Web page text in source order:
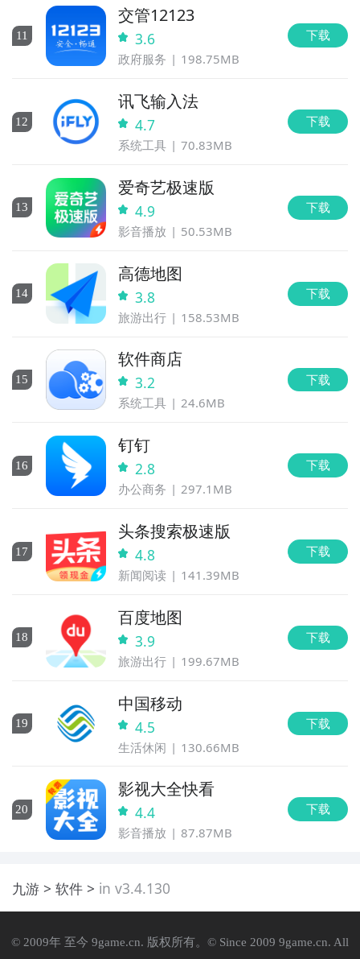
11
交管12123
3.6
政府服务 198.75MB
下载
12
讯飞输入法
4.7
系统工具 70.83MB
下载
13
爱奇艺极速版
4.9
影音播放 50.53MB
下载
14
高德地图
3.8
旅游出行 158.53MB
下载
15
软件商店
3.2
系统工具 24.6MB
下载
16
钉钉
2.8
办公商务 297.1MB
下载
17
头条搜索极速版
4.8
新闻阅读 141.39MB
下载
18
百度地图
3.9
旅游出行 199.67MB
下载
19
中国移动
4.5
生活休闲 130.66MB
下载
20
影视大全快看
4.4
影音播放 87.87MB
下载
九游 软件 in v3.4.130
© 2009年 至今 9game.cn. 版权所有。© Since 2009 9game.cn. All